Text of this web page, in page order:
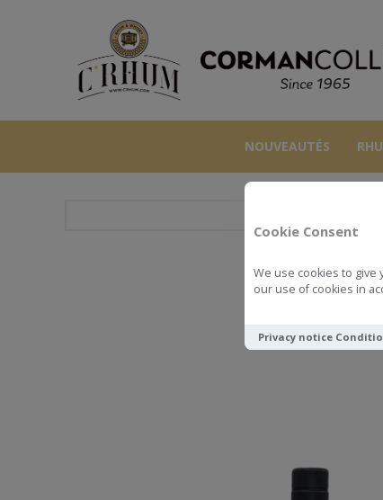
Cookie Consent
We use cookies to
our use of cookies in
Privacy notice
NOUVEAUTÉS